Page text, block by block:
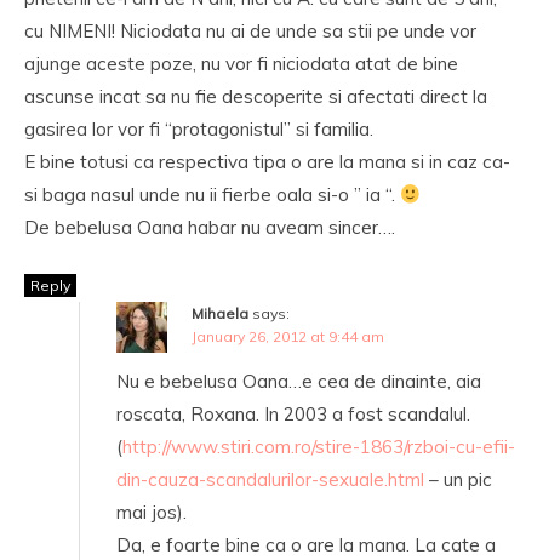
cu NIMENI! Niciodata nu ai de unde sa stii pe unde vor
ajunge aceste poze, nu vor fi niciodata atat de bine
ascunse incat sa nu fie descoperite si afectati direct la
gasirea lor vor fi “protagonistul” si familia.
E bine totusi ca respectiva tipa o are la mana si in caz ca-
si baga nasul unde nu ii fierbe oala si-o ” ia “.
De bebelusa Oana habar nu aveam sincer….
Reply
Mihaela says:
January 26, 2012 at 9:44 am
Nu e bebelusa Oana…e cea de dinainte, aia
roscata, Roxana. In 2003 a fost scandalul.
(http://www.stiri.com.ro/stire-1863/rzboi-cu-efii-
din-cauza-scandalurilor-sexuale.html – un pic
mai jos).
Da, e foarte bine ca o are la mana. La cate a